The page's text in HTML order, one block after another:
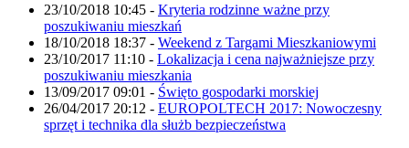
23/10/2018 10:45 - Kryteria rodzinne ważne przy
poszukiwaniu mieszkań
18/10/2018 18:37 - Weekend z Targami Mieszkaniowymi
23/10/2017 11:10 - Lokalizacja i cena najważniejsze przy
poszukiwaniu mieszkania
13/09/2017 09:01 - Święto gospodarki morskiej
26/04/2017 20:12 - EUROPOLTECH 2017: Nowoczesny
sprzęt i technika dla służb bezpieczeństwa